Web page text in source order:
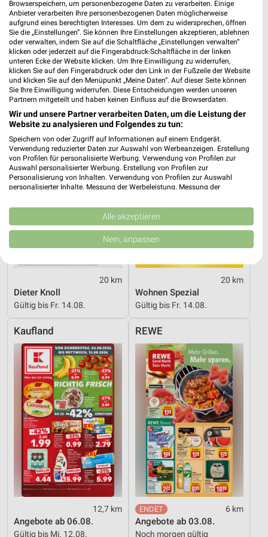
7,7 km
Angebote ab 03.08.
Noch morgen gültig
6,1 km
Angebote ab 01.08.
Noch heute gültig
XXXLutz
20 km
Dieter Knoll
Gültig bis Fr. 14.08.
XXXLutz
20 km
Wohnen Spezial
Gültig bis Fr. 14.08.
Kaufland
12,7 km
Angebote ab 06.08.
Gültig bis Mi. 12.08.
REWE
6 km
Angebote ab 03.08.
Noch morgen gültig
Browserspeichern, um personenbezogene Daten zu verarbeiten. Einige
Anbieter verarbeiten Ihre personenbezogenen Daten möglicherweise
aufgrund eines berechtigten Interesses. Um dem zu widersprechen, öffnen
Sie die „Einstellungen“. Sie können Ihre Einstellungen akzeptieren, ablehnen
oder verwalten, indem Sie auf die Schaltfläche „Einstellungen verwalten“
klicken oder jederzeit auf die Fingerabdruck-Schaltfläche in der linken
unteren Ecke der Website klicken. Um Ihre Einwilligung zu widerrufen,
klicken Sie auf den Fingerabdruck oder den Link in der Fußzeile der Website
und klicken Sie auf den Menüpunkt „Meine Daten“. Auf dieser Seite können
Sie Ihre Einwilligung widerrufen. Diese Entscheidungen werden unseren
Partnern mitgeteilt und haben keinen Einfluss auf die Browserdaten.
Wir und unsere Partner verarbeiten Daten, um die Leistung der
Website zu analysieren und Folgendes zu tun:
Speichern von oder Zugriff auf Informationen auf einem Endgerät.
Verwendung reduzierter Daten zur Auswahl von Werbeanzeigen. Erstellung
von Profilen für personalisierte Werbung. Verwendung von Profilen zur
Auswahl personalisierter Werbung. Erstellung von Profilen zur
Personalisierung von Inhalten. Verwendung von Profilen zur Auswahl
personalisierter Inhalte. Messung der Werbeleistung. Messung der
Kombinationen von Daten aus verschiedenen Quellen. Entwicklung und
Verbesserung der Angebote. Verwendung reduzierter Daten zur Auswahl
von Inhalten.
Daten können außerhalb der Europäischen Union weitergegeben und in die
Website/App.
Partnerliste anzeigen (1 IAB-Anbieter)
IAB-Verarbeitungszwecke:
Speichern von oder Zugriff auf Informationen
auf einem Endgerät
Verwendung reduzierter Daten zur Auswahl von
Werbeanzeigen
Erstellung von Profilen für personalisierte
Werbung
Verwendung von Profilen zur Auswahl
personalisierter Werbung
Erstellung von Profilen zur Personalisierung
von Inhalten
Verwendung von Profilen zur Auswahl
personalisierter Inhalte
Alle akzeptieren
Nein, anpassen